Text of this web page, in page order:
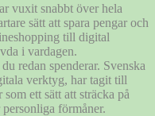
vuxit snabbt över hela
sätt att spara pengar och
till digital
i vardagen.
redan spenderar. Svenska
verktyg, har tagit till
ett sätt att sträcka på
förmåner.